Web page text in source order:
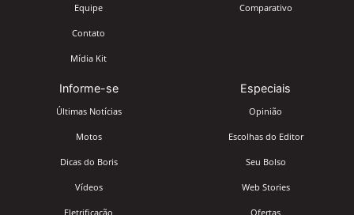
Equipe
Contato
Mídia Kit
Comparativo
Informe-se
Últimas Notícias
Motos
Dicas do Boris
Vídeos
Eletrificação
Especiais
Opinião
Escolhas do Editor
Seu Bolso
Web Stories
Ofertas